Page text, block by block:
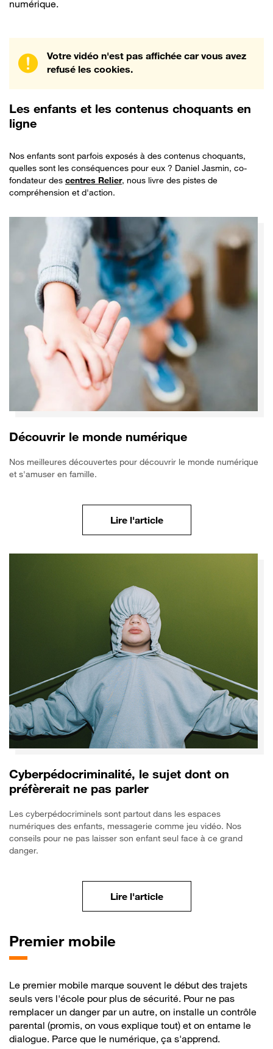
numérique.
Votre vidéo n'est pas affichée car vous avez
refusé les cookies.
Les enfants et les contenus choquants en
ligne
Nos enfants sont parfois exposés à des contenus choquants,
quelles sont les conséquences pour eux ? Daniel Jasmin, co-
fondateur des centres Relier, nous livre des pistes de
compréhension et d'action.
Découvrir le monde numérique
Nos meilleures découvertes pour découvrir le monde numérique
et s'amuser en famille.
Lire l'articleDécouvrir les activités
Cyberpédocriminalité, le sujet dont on
préfèrerait ne pas parler
Les cyberpédocriminels sont partout dans les espaces
numériques des enfants, messagerie comme jeu vidéo. Nos
conseils pour ne pas laisser son enfant seul face à ce grand
danger.
Lire l'articleComprendre les
Premiermobile
Le premier mobile marque souvent le début des trajets
seuls vers l'école pour plus de sécurité. Pour ne pas
remplacer un danger par un autre, on installe un contrôle
parental (promis, on vous explique tout) et on entame le
dialogue. Parce que le numérique, ça s'apprend.